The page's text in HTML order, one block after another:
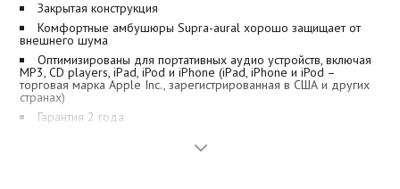
Закрытая конструкция
Комфортные амбушюры Supra-aural хорошо защищает от
внешнего шума
Оптимизированы для портативных аудио устройств, включая
MP3, CD players, iPad, iPod и iPhone (iPad, iPhone и iPod –
торговая марка Apple Inc., зарегистрированная в США и других
странах)
Гарантия 2 года